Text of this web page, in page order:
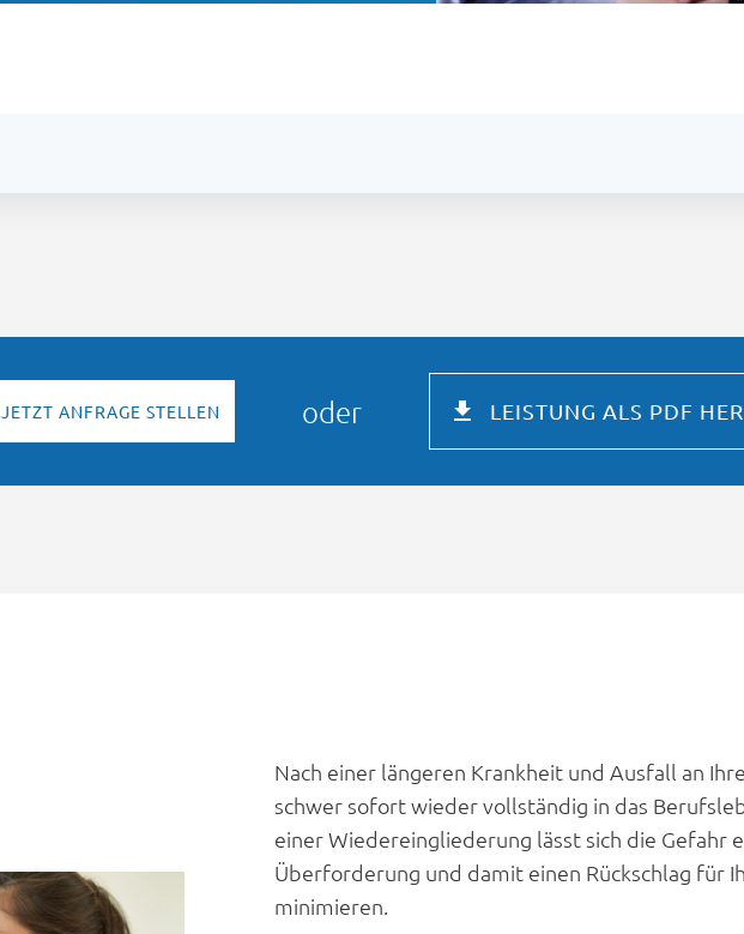
JETZT ANFRAGE STELLEN oder LEISTUNG ALS PDF
Nach einer längeren Krankheit und Ausfall an
schwer sofort wieder vollständig in das
einer Wiedereingliederung lässt sich die Gefahr
Überforderung und damit einen Rückschlag für
minimieren.